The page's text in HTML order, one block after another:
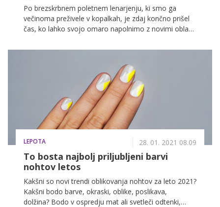
Po brezskrbnem poletnem lenarjenju, ki smo ga
večinoma preživele v kopalkah, je zdaj končno prišel
čas, ko lahko svojo omaro napolnimo z novimi oblačili
trendi, ki se jih bomo neizmerno razveselile. Med
Kombiniramo jih lahko na tisoč in en način, hkrati pa
so izjemno udobni, zato smo se vanje preprosto
LEPOTA 28. 01. 2021 08.09
To bosta najbolj priljubljeni barvi
nohtov letos
Kakšni so novi trendi oblikovanja nohtov za leto 2021?
Kakšni bodo barve, okraski, oblike, poslikava,
dolžina? Bodo v ospredju mat ali svetleči odtenki,